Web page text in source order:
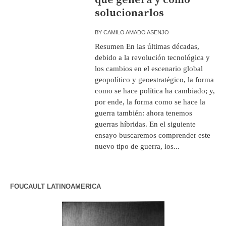
solucionarlos
BYCAMILO AMADO ASENJO
Resumen En las últimas décadas,
debido a la revolución tecnológica y
los cambios en el escenario global
geopolítico y geoestratégico, la forma
como se hace política ha cambiado; y,
por ende, la forma como se hace la
guerra también: ahora tenemos
guerras híbridas. En el siguiente
ensayo buscaremos comprender este
nuevo tipo de guerra, los...
FOUCAULT LATINOAMERICA